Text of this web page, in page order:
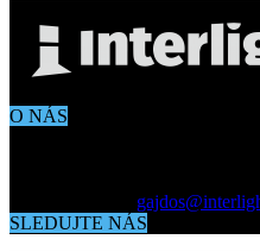
O NÁS
SLEDUJTE NÁS